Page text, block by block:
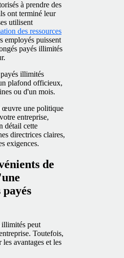
à prendre des
ont terminé leur
utilisent
des ressources
employés puissent
payés illimités
illimités
plafond officieux,
ou d'un mois.
œuvre une politique
entreprise,
détail cette
directrices claires,
exigences.
de
illimités peut
Toutefois,
avantages et les